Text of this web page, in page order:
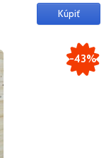
-43%